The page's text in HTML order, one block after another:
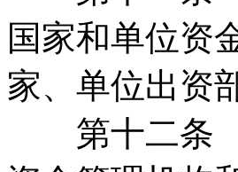
国家和单位资
家、单位出资
第十二条